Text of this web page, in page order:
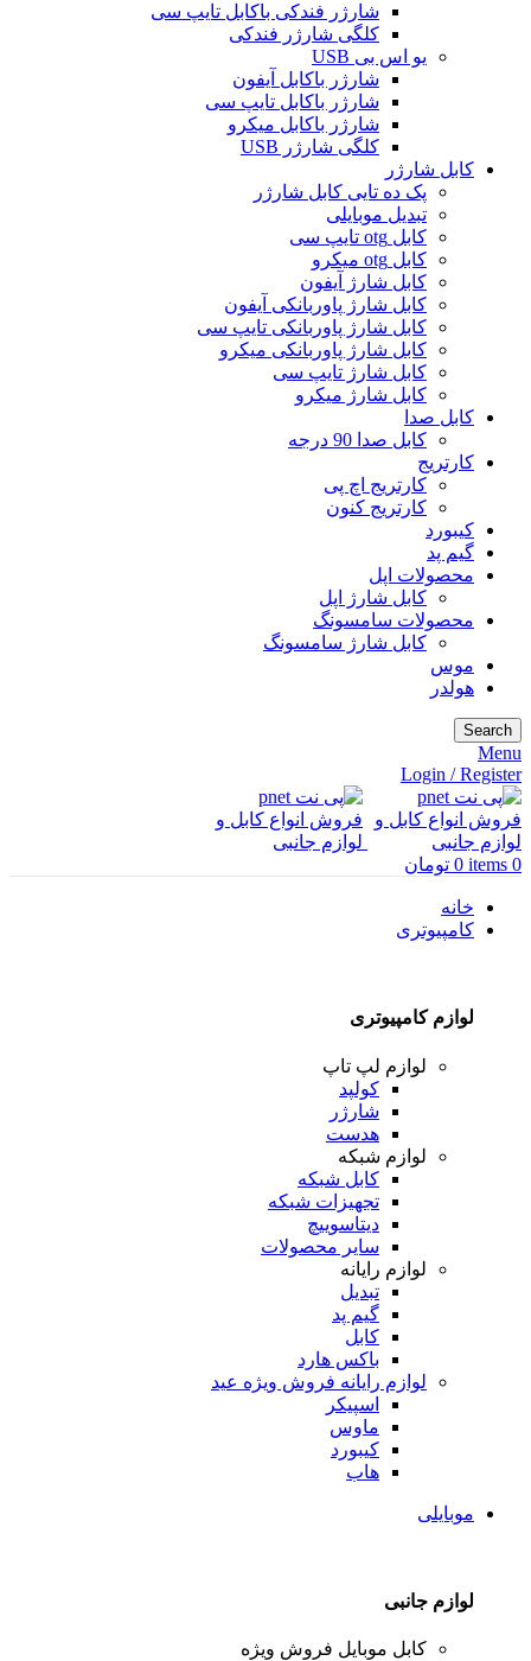
شارژر فندکی باکابل تایپ سی
کلگی شارژر فندکی
یو اس بی USB
شارژر باکابل آیفون
شارژر باکابل تایپ سی
شارژر باکابل میکرو
کلگی شارژر USB
کابل شارژر
پک ده تایی کابل شارژر
تبدیل موبایلی
کابل otg تایپ سی
کابل otg میکرو
کابل شارژ آیفون
کابل شارژ پاوربانکی آیفون
کابل شارژ پاوربانکی تایپ سی
کابل شارژ پاوربانکی میکرو
کابل شارژ تایپ سی
کابل شارژ میکرو
کابل صدا
کابل صدا 90 درجه
کارتریج
کارتریج اچ پی
کارتریج کنون
کیبورد
گیم پد
محصولات اپل
کابل شارژ اپل
محصولات سامسونگ
کابل شارژ سامسونگ
موس
هولدر
Search
Menu
Login / Register
0
items
0 تومان
خانه
کامپیوتری
لوازم کامپیوتری
لوازم لپ تاپ
کولپد
شارژر
هدست
لوازم شبکه
کابل شبکه
تجهیزات شبکه
دیتاسوییچ
سایر محصولات
لوازم رایانه
تبدیل
گیم پد
کابل
باکس هارد
لوازم رایانه فروش ویژه عید
اسپیکر
ماوس
کیبورد
هاب
موبایلی
لوازم جانبی
کابل موبایل فروش ویژه